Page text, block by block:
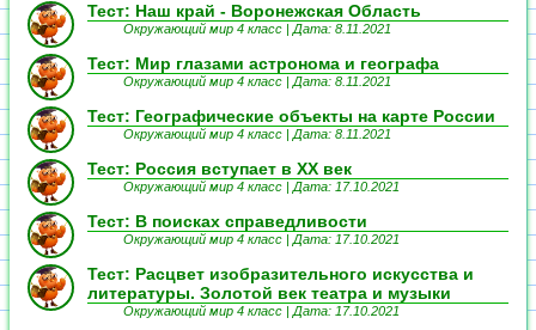
Тест: Наш край - Воронежская Область
Окружающий мир 4 класс | Дата: 8.11.2021
Тест: Мир глазами астронома и географа
Окружающий мир 4 класс | Дата: 8.11.2021
Тест: Географические объекты на карте России
Окружающий мир 4 класс | Дата: 8.11.2021
Тест: Россия вступает в ХХ век
Окружающий мир 4 класс | Дата: 17.10.2021
Тест: В поисках справедливости
Окружающий мир 4 класс | Дата: 17.10.2021
Тест: Расцвет изобразительного искусства и
литературы. Золотой век театра и музыки
Окружающий мир 4 класс | Дата: 17.10.2021